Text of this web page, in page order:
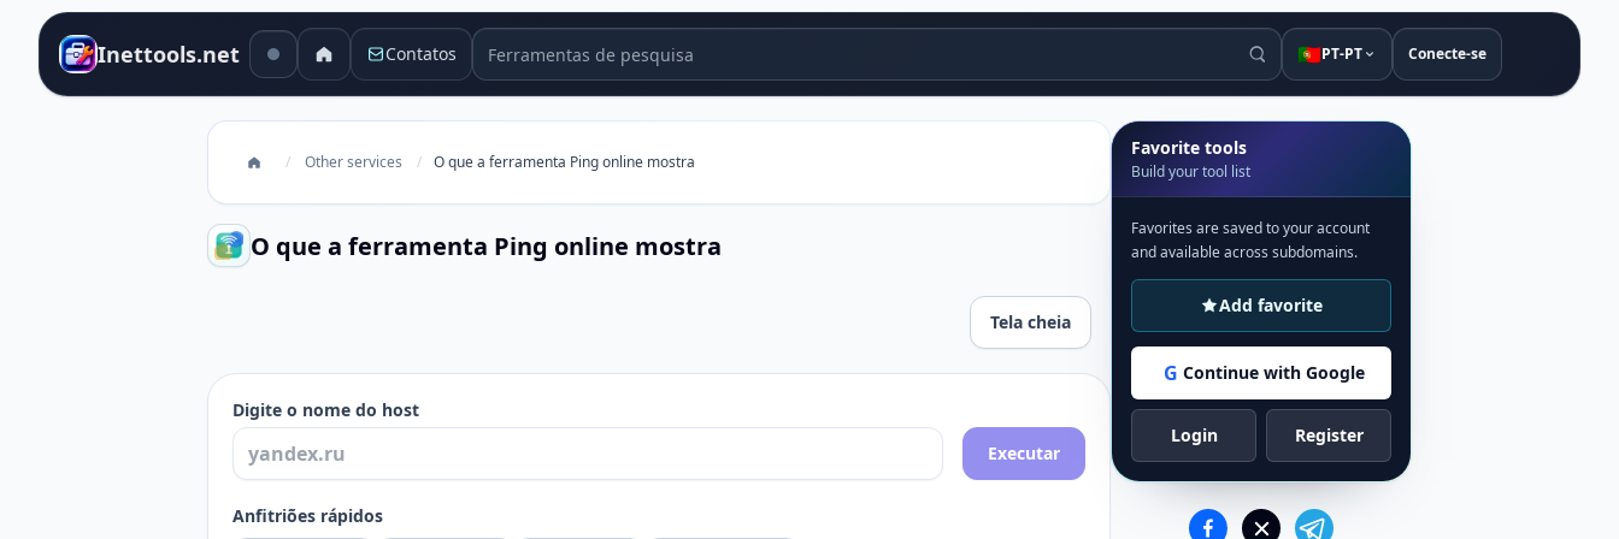
Inettools.net Contatos Ferramentas de pesquisa 🇵🇹PT-PT Conecte-se
/ Other services / O que a ferramenta Ping online mostra
O que a ferramenta Ping online mostra
Tela cheia
Digite o nome do host
Executar
Anfitriões rápidos
Favorite tools
Build your tool list
Favorites are saved to your account
and available across subdomains.
Add favorite
G Continue with Google
Login Register